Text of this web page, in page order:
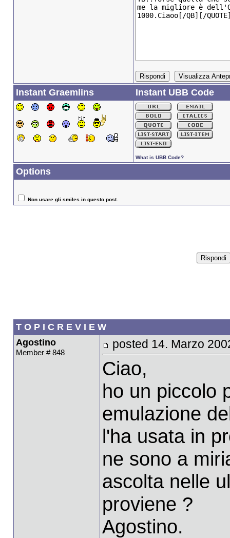
Instant Graemlins Instant UBB Code
What is UBB Code?
Options
Non usare gli smiles in questo post.
T O P I C R E V I E W
Agostino
Member # 848
posted 14. Marzo
Ciao,
ho un piccolo
emulazione
l'ha usata in
ne sono a
ascolta nelle
proviene ?
Agostino.